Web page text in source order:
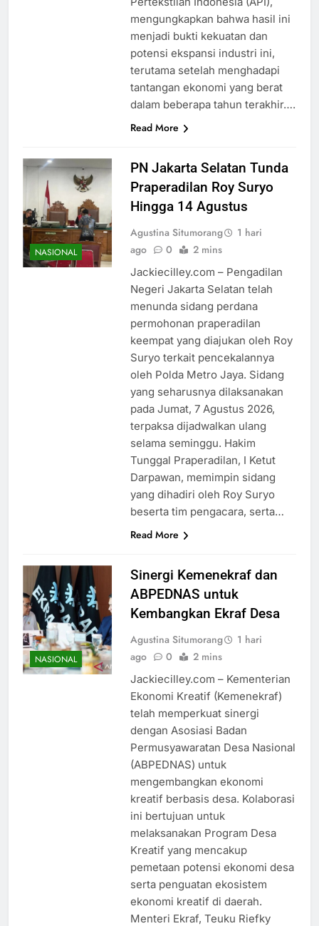
mengungkapkan bahwa hasil ini
menjadi bukti kekuatan dan
potensi ekspansi industri ini,
terutama setelah menghadapi
tantangan ekonomi yang berat
dalam beberapa tahun terakhir….
Read More
NASIONAL
PN Jakarta Selatan Tunda
Praperadilan Roy Suryo
Hingga 14 Agustus
Agustina Situmorang
1 hari
ago
0 2 mins
Jackiecilley.com – Pengadilan
Negeri Jakarta Selatan telah
menunda sidang perdana
permohonan praperadilan
keempat yang diajukan oleh Roy
Suryo terkait pencekalannya
oleh Polda Metro Jaya. Sidang
yang seharusnya dilaksanakan
pada Jumat, 7 Agustus 2026,
terpaksa dijadwalkan ulang
selama seminggu. Hakim
Tunggal Praperadilan, I Ketut
Darpawan, memimpin sidang
yang dihadiri oleh Roy Suryo
beserta tim pengacara, serta…
Read More
NASIONAL
Sinergi Kemenekraf dan
ABPEDNAS untuk
Kembangkan Ekraf Desa
Agustina Situmorang
1 hari
ago
0 2 mins
Jackiecilley.com – Kementerian
Ekonomi Kreatif (Kemenekraf)
telah memperkuat sinergi
dengan Asosiasi Badan
Permusyawaratan Desa Nasional
(ABPEDNAS) untuk
mengembangkan ekonomi
kreatif berbasis desa. Kolaborasi
ini bertujuan untuk
melaksanakan Program Desa
Kreatif yang mencakup
pemetaan potensi ekonomi desa
serta penguatan ekosistem
ekonomi kreatif di daerah.
Menteri Ekraf, Teuku Riefky